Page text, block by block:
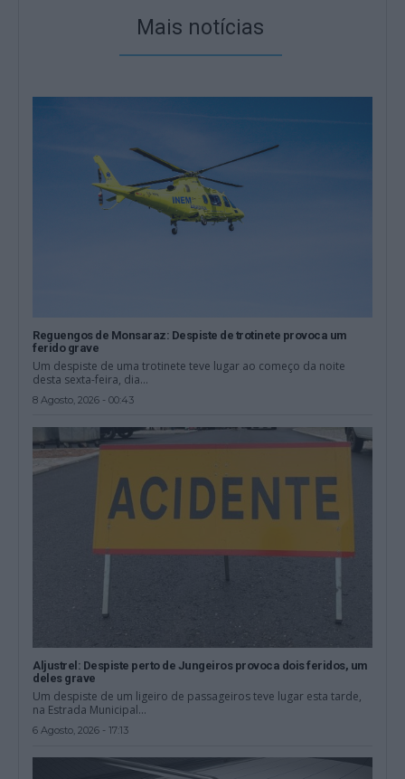
Mais notícias
Reguengos de Monsaraz: Despiste de trotinete provoca um
ferido grave
Um despiste de uma trotinete teve lugar ao começo da noite
desta sexta-feira, dia...
8 Agosto, 2026 - 00:43
Aljustrel: Despiste perto de Jungeiros provoca dois feridos, um
deles grave
Um despiste de um ligeiro de passageiros teve lugar esta tarde,
na Estrada Municipal...
6 Agosto, 2026 - 17:13